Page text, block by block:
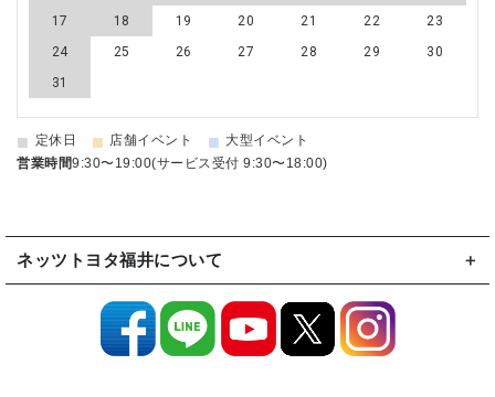
17
18 19 20 21 22
23
24
25 26 27 28 29
30
31
■ 定休日 ■ 店舗イベント ■ 大型イベント
営業時間9:30〜19:00(サービス受付 9:30〜18:00)
ネッツトヨタ福井について